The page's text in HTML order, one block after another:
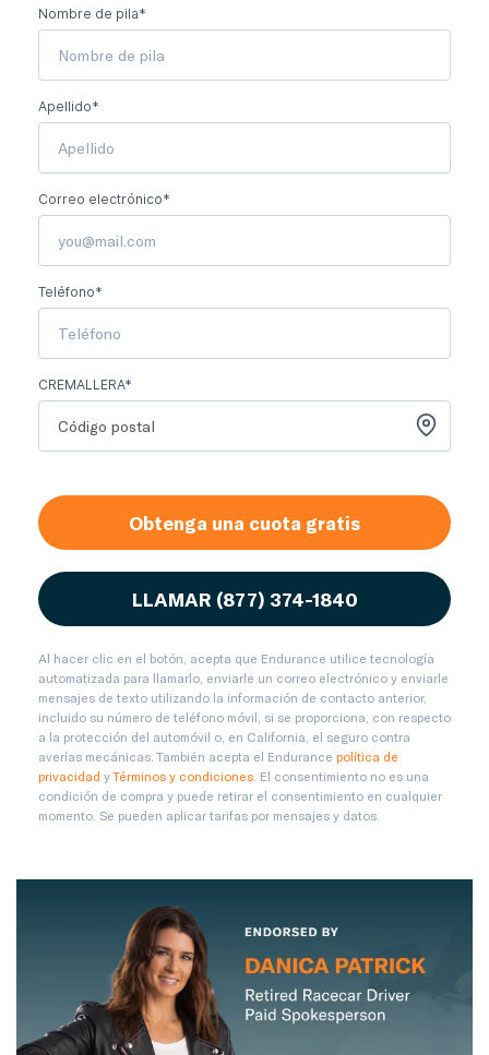
Nombre de pila*
Apellido*
Correo electrónico*
Teléfono*
CREMALLERA*
Al hacer clic en el botón, acepta que Endurance utilice tecnología
automatizada para llamarlo, enviarle un correo electrónico y enviarle
mensajes de texto utilizando la información de contacto anterior,
incluido su número de teléfono móvil, si se proporciona, con respecto
a la protección del automóvil o, en California, el seguro contra
averías mecánicas. También acepta el Endurance política de
privacidad yTérminos y condiciones . El consentimiento no es una
condición de compra y puede retirar el consentimiento en cualquier
momento. Se pueden aplicar tarifas por mensajes y datos.
Obtenga una cuota gratis
LLAMAR (877) 374-1840